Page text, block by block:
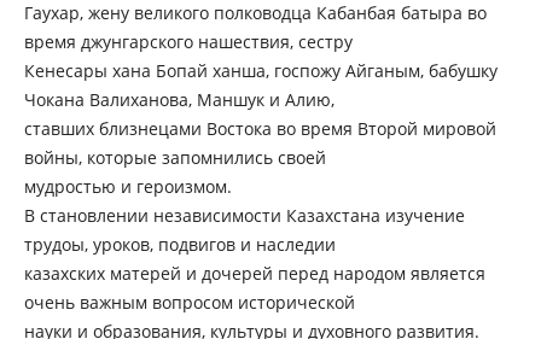
Гаухар, жену великого полководца Кабанбая батыра во
время джунгарского нашествия, сестру
Кенесары хана Бопай ханша, госпожу Айганым, бабушку
Чокана Валиханова, Маншук и Алию,
ставших близнецами Востока во время Второй мировой
войны, которые запомнились своей
мудростью и героизмом.
В становлении независимости Казахстана изучение
трудоы, уроков, подвигов и наследии
казахских матерей и дочерей перед народом является
очень важным вопросом исторической
науки и образования, культуры и духовного развития.